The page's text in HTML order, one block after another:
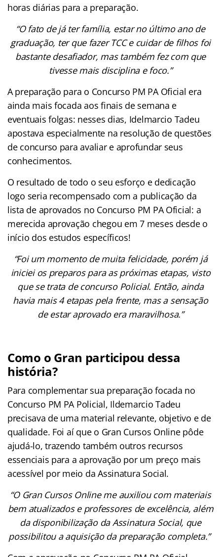
horas diárias para a preparação.
“O fato de já ter família, estar no último ano de
graduação, ter que fazer TCC e cuidar de filhos foi
bastante desafiador, mas também fez com que
tivesse mais disciplina e foco.”
A preparação para o Concurso PM PA Oficial era
ainda mais focada aos finais de semana e
eventuais folgas: nesses dias, Idelmarcio Tadeu
apostava especialmente na resolução de questões
de concurso para avaliar e aprofundar seus
conhecimentos.
O resultado de todo o seu esforço e dedicação
logo seria recompensado com a publicação da
lista de aprovados no Concurso PM PA Oficial: a
merecida aprovação chegou em 7 meses desde o
início dos estudos específicos!
“Foi um momento de muita felicidade, porém já
iniciei os preparos para as próximas etapas, visto
que se trata de concurso Policial. Então, ainda
havia mais 4 etapas pela frente, mas a sensação
de estar aprovado era maravilhosa.”
Como o Gran participou dessa
história?
Para complementar sua preparação focada no
Concurso PM PA Policial, Ildemarcio Tadeu
precisava de uma material relevante, objetivo e de
qualidade. Foi aí que o Gran Cursos Online pôde
ajudá-lo, trazendo também outros recursos
essenciais para a aprovação por um preço mais
acessível por meio da Assinatura Social.
“O Gran Cursos Online me auxiliou com materiais
bem atualizados e professores de excelência, além
da disponibilização da Assinatura Social, que
possibilitou a aquisição da preparação completa.”